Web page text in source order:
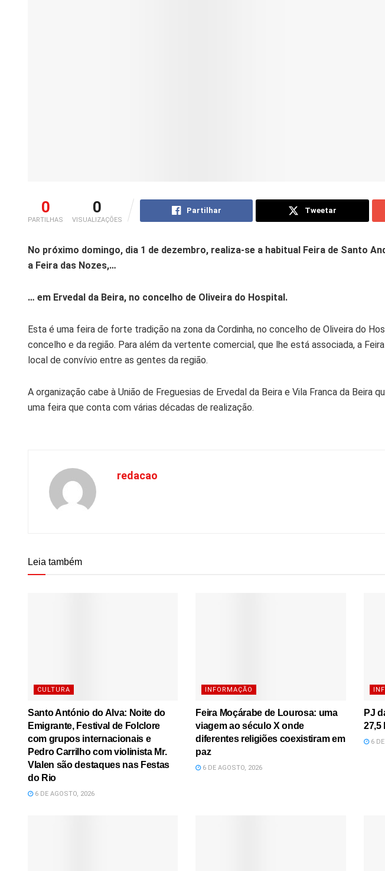
0
PARTILHAS
0
VISUALIZAÇÕES
Partilhar Tweetar
No próximo domingo, dia 1 de dezembro, realiza-se a habitual Feira de Santo
a Feira das Nozes,…
… em Ervedal da Beira, no concelho de Oliveira do Hospital.
Esta é uma feira de forte tradição na zona da Cordinha, no concelho de Oliveira do
concelho e da região. Para além da vertente comercial, que lhe está associada, a
local de convívio entre as gentes da região.
A organização cabe à União de Freguesias de Ervedal da Beira e Vila Franca da Beira
uma feira que conta com várias décadas de realização.
redacao
Leia também
CULTURA
Santo António do Alva: Noite do
Emigrante, Festival de Folclore
com grupos internacionais e
Pedro Carrilho com violinista Mr.
Vlalen são destaques nas Festas
do Rio
6 DE AGOSTO, 2026
INFORMAÇÃO
Feira Moçárabe de Lourosa: uma
viagem ao século X onde
diferentes religiões coexistiram em
paz
6 DE AGOSTO, 2026
PJ
27,5
6 DE